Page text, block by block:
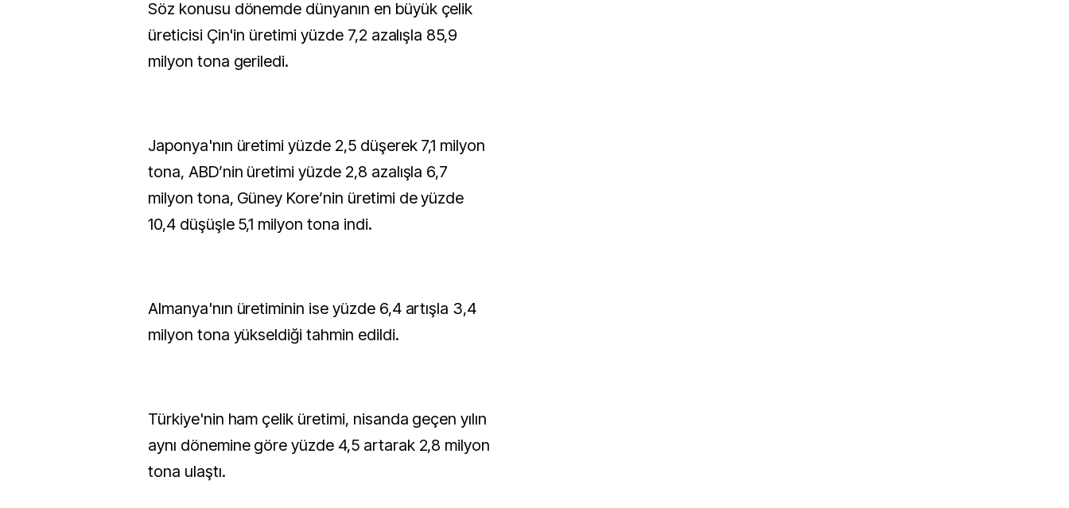
Söz konusu dönemde dünyanın en büyük çelik
üreticisi Çin'in üretimi yüzde 7,2 azalışla 85,9
milyon tona geriledi.
Japonya'nın üretimi yüzde 2,5 düşerek 7,1 milyon
tona, ABD’nin üretimi yüzde 2,8 azalışla 6,7
milyon tona, Güney Kore’nin üretimi de yüzde
10,4 düşüşle 5,1 milyon tona indi.
Almanya'nın üretiminin ise yüzde 6,4 artışla 3,4
milyon tona yükseldiği tahmin edildi.
Türkiye'nin ham çelik üretimi, nisanda geçen yılın
aynı dönemine göre yüzde 4,5 artarak 2,8 milyon
tona ulaştı.